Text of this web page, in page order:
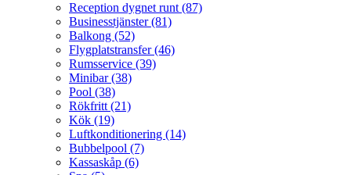
Reception dygnet runt (87)
Businesstjänster(81)
Balkong (52)
Flygplatstransfer(46)
Rumsservice (39)
Minibar(38)
Pool (38)
Rökfritt (21)
Kök (19)
Luftkonditionering (14)
Bubbelpool (7)
Kassaskåp (6)